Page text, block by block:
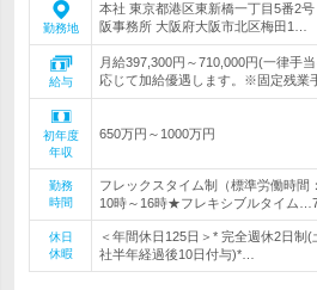
勤務地
本社 東京都港区東新橋一丁目5番2
阪事務所 大阪府大阪市北区梅田1…
給与
月給397,300円～710,000円(一律手
応じて加給優遇します。※固定残業
初年度
年収
650万円～1000万円
勤務
時間
フレックスタイム制（標準労働時
10時～16時★フレキシブルタイム
休日
休暇
＜年間休日125日＞* 完全週休2日制
社半年経過後10日付与)*…